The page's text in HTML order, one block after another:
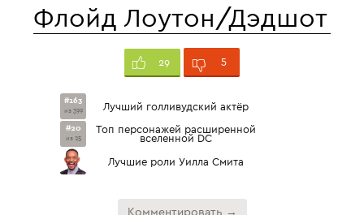
Флойд Лоутон/Дэдшот
29 5
#163
из 399 Лучший голливудский актёр
#20
из 25
Топ персонажей расширенной
вселенной DC
Лучшие роли Уилла Смита
Комментировать →